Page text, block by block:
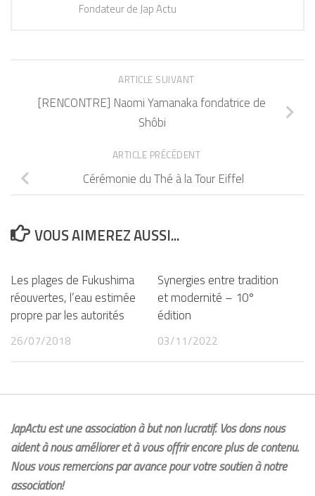
Fondateur de Jap Actu
ARTICLE SUIVANT
[RENCONTRE] Naomi Yamanaka fondatrice de
Shôbi
ARTICLE PRÉCÉDENT
Cérémonie du Thé à la Tour Eiffel
VOUS AIMEREZ AUSSI...
Les plages de Fukushima
réouvertes, l’eau estimée
propre par les autorités
26/07/2018
Synergies entre tradition
et modernité – 10°
édition
03/11/2022
JapActu est une association à but non lucratif. Vos dons nous
aident à nous améliorer et à vous offrir encore plus de contenu.
Nous vous remercions par avance pour votre soutien à notre
association!